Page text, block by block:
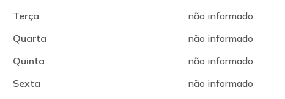
Terça
:
não informado
Quarta
:
não informado
Quinta
:
não informado
Sexta
:
não informado